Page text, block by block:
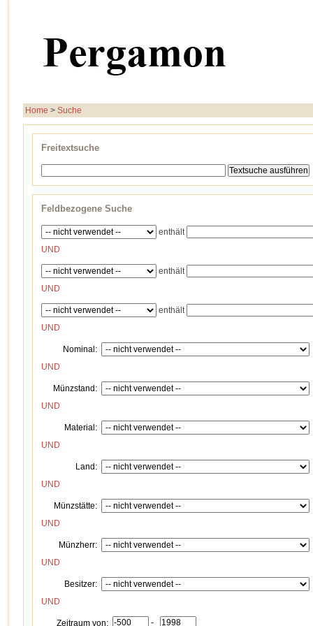
Home > Suche
Freitextsuche
Feldbezogene Suche
enthält
UND
enthält
UND
enthält
UND
Nominal:
UND
Münzstand:
UND
Material:
UND
Land:
UND
Münzstätte:
UND
Münzherr:
UND
Besitzer:
UND
Zeitraum von: -